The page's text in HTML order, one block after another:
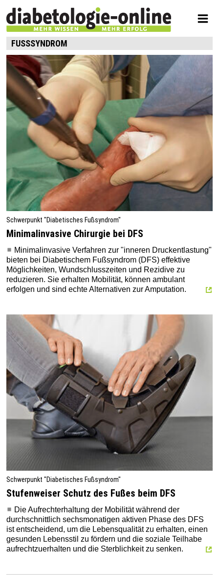
FUSSSYNDROM
Schwerpunkt "Diabetisches Fußsyndrom"
Minimalinvasive Chirurgie bei DFS
Minimalinvasive Verfahren zur "inneren Druckentlastung"
bieten bei Diabetischem Fußsyndrom (DFS) effektive
Möglichkeiten, Wundschlusszeiten und Rezidive zu
reduzieren. Sie erhalten Mobilität, können ambulant
erfolgen und sind echte Alternativen zur Amputation.
Schwerpunkt "Diabetisches Fußsyndrom"
Stufenweiser Schutz des Fußes beim DFS
Die Aufrechterhaltung der Mobilität während der
durchschnittlich sechsmonatigen aktiven Phase des DFS
ist entscheidend, um die Lebensqualität zu erhalten, einen
gesunden Lebensstil zu fördern und die soziale Teilhabe
aufrechtzuerhalten und die Sterblichkeit zu senken.